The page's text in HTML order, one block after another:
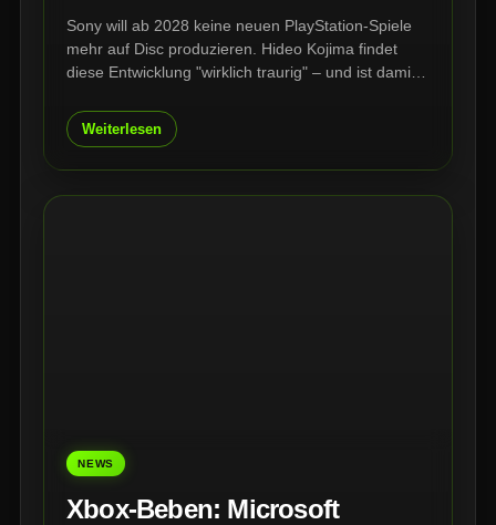
Sony will ab 2028 keine neuen PlayStation-Spiele
mehr auf Disc produzieren. Hideo Kojima findet
diese Entwicklung "wirklich traurig" – und ist damit
warnen vor einem Verlust, der weit über volle
Regale hinausgeht.
Weiterlesen
NEWS
Xbox-Beben: Microsoft